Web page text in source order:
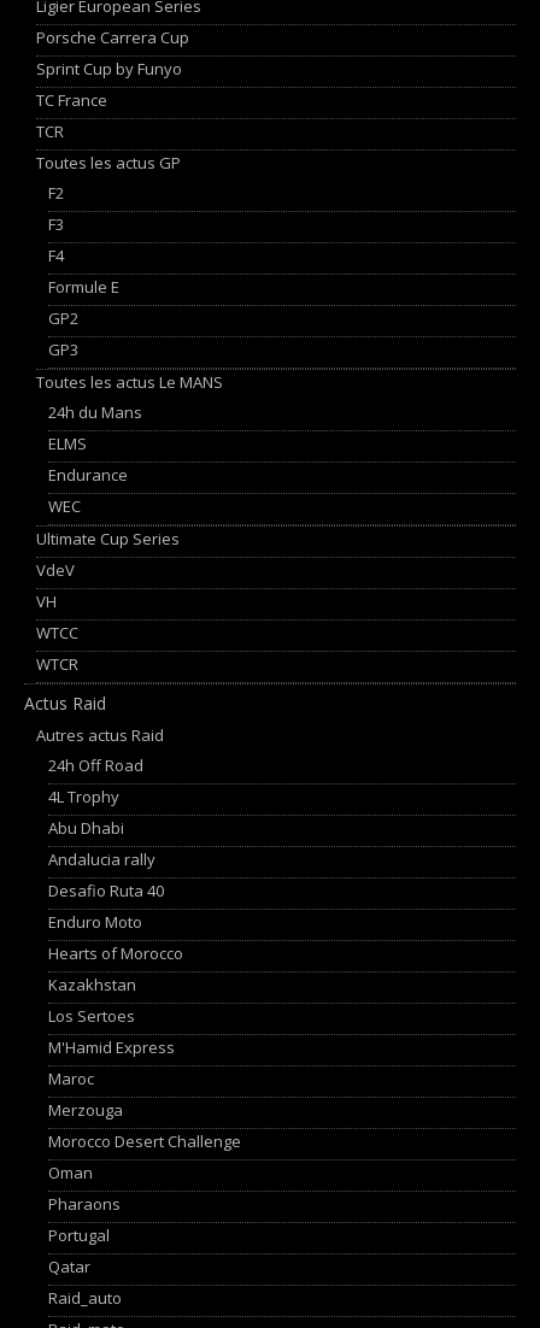
Ligier European Series
Porsche Carrera Cup
Sprint Cup by Funyo
TC France
TCR
Toutes les actus GP
F2
F3
F4
Formule E
GP2
GP3
Toutes les actus Le MANS
24h du Mans
ELMS
Endurance
WEC
Ultimate Cup Series
VdeV
VH
WTCC
WTCR
Actus Raid
Autres actus Raid
24h Off Road
4L Trophy
Abu Dhabi
Andalucia rally
Desafio Ruta 40
Enduro Moto
Hearts of Morocco
Kazakhstan
Los Sertoes
M'Hamid Express
Maroc
Merzouga
Morocco Desert Challenge
Oman
Pharaons
Portugal
Qatar
Raid_auto